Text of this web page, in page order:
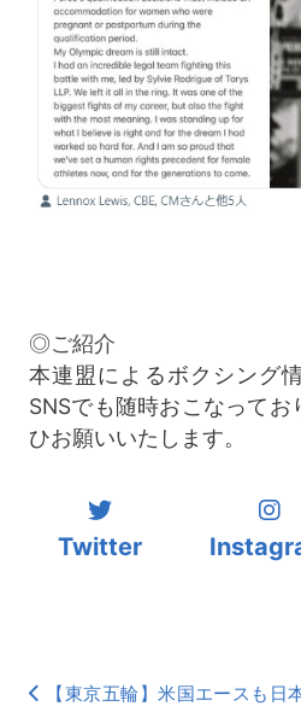
◎ご紹介
本連盟によるボクシング
SNSでも随時おこなって
ひお願いいたします。
Twitter
【東京五輪】米国エースも日